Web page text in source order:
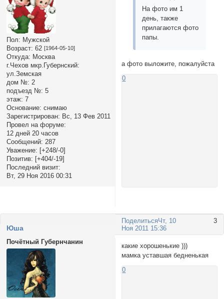
Пол: Мужской
Возраст: 62 [1964-05-10]
Откуда: Москва
г.Чехов мкр.Губернский:
ул.Земская
дом №: 2
подъезд №: 5
этаж: 7
Основание: снимаю
Зарегистрирован: Вс, 13 Фев 2011
Провел на форуме:
12 дней 20 часов
Сообщений: 287
Уважение: [+248/-0]
Позитив: [+404/-19]
Последний визит:
Вт, 29 Ноя 2016 00:31
На фото им 1
день, также
прилагаются фото
папы.
а фото выложите, пожалуйста
0
Поделиться 3
Чт, 10
Ноя 2011 15:36
Юша
Почётный Губернчанин
какие хорошенькие )))
мамка уставшая бедненькая
0